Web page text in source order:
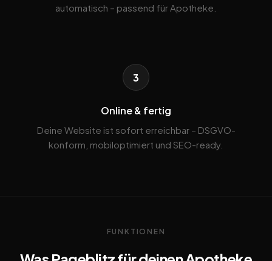
automatisch – passend für Apotheke.
3
Online & fertig
Deine Website ist sofort erreichbar – DSGVO-
konform, mobiloptimiert und SEO-ready.
FUNKTIONEN